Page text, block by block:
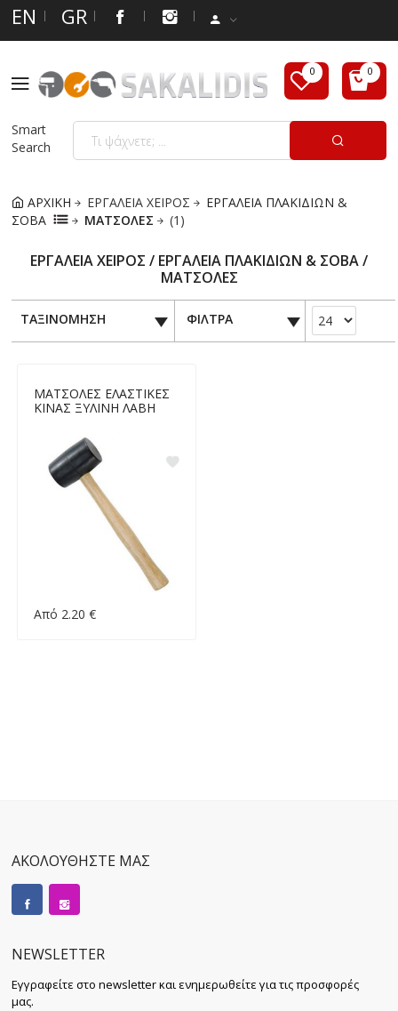
EN GR
Smart
Search
ΑΡΧΙΚΗ ΕΡΓΑΛΕΙΑ ΧΕΙΡΟΣ
ΕΡΓΑΛΕΙΑ ΠΛΑΚΙΔΙΩΝ &
ΣΟΒΑ
ΜΑΤΣΟΛΕΣ (1)
ΕΡΓΑΛΕΙΑ ΧΕΙΡΟΣ / ΕΡΓΑΛΕΙΑ ΠΛΑΚΙΔΙΩΝ & ΣΟΒΑ /
ΜΑΤΣΟΛΕΣ
ΤΑΞΙΝΟΜΗΣΗ ΦΙΛΤΡΑ
ΜΑΤΣΟΛΕΣ ΕΛΑΣΤΙΚΕΣ
ΚΙΝΑΣ ΞΥΛΙΝΗ ΛΑΒΗ
Από 2.20 €
ΑΚΟΛΟΥΘΗΣΤΕ ΜΑΣ
NEWSLETTER
Εγγραφείτε στο newsletter και ενημερωθείτε για τις προσφορές
μας.